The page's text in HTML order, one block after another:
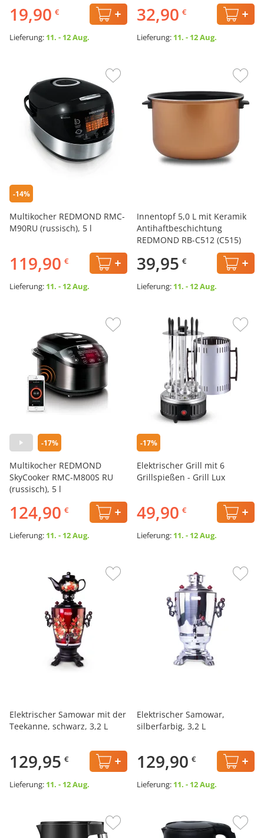
19,90 €
Lieferung: 11. - 12 Aug.
32,90 €
Lieferung: 11. - 12 Aug.
-14%
Multikocher REDMOND RMC-
M90RU (russisch), 5 l
119,90 €
Lieferung: 11. - 12 Aug.
Innentopf 5,0 L mit Keramik
Antihaftbeschichtung
REDMOND RB-C512 (C515)
39,95 €
Lieferung: 11. - 12 Aug.
-17%
Multikocher REDMOND
SkyCooker RMC-M800S RU
(russisch), 5 l
124,90 €
Lieferung: 11. - 12 Aug.
-17%
Elektrischer Grill mit 6
Grillspießen - Grill Lux
49,90 €
Lieferung: 11. - 12 Aug.
Elektrischer Samowar mit der
Teekanne, schwarz, 3,2 L
129,95 €
Lieferung: 11. - 12 Aug.
Elektrischer Samowar,
silberfarbig, 3,2 L
129,90 €
Lieferung: 11. - 12 Aug.